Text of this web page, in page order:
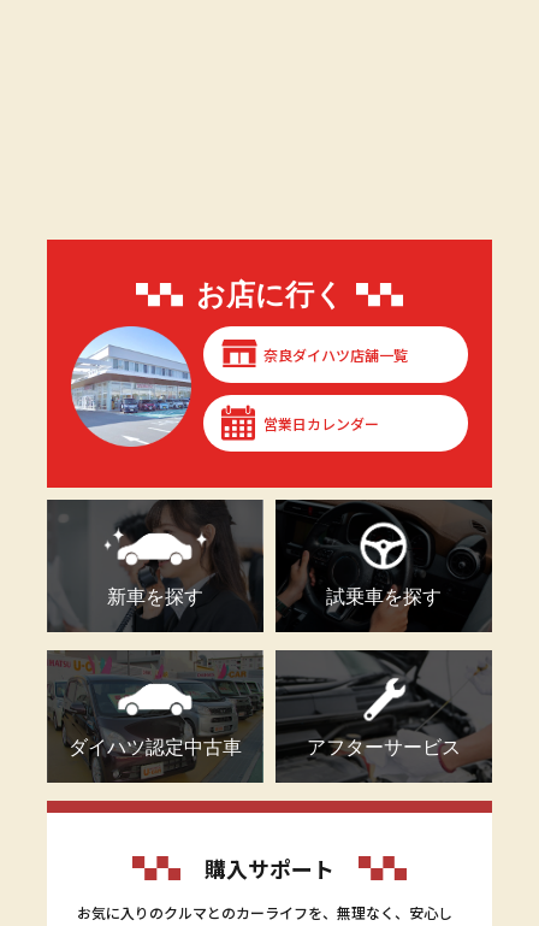
お店に行く
奈良ダイハツ店舗一覧
営業日カレンダー
新車を探す 試乗車を探す
ダイハツ認定中古車 アフターサービス
購入サポート
お気に入りのクルマとのカーライフを、無理なく、安心し